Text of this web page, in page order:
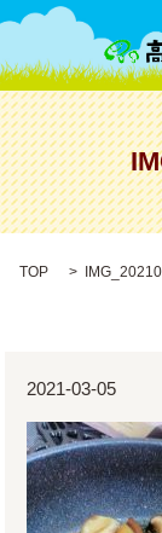
TOP
2021-03-05